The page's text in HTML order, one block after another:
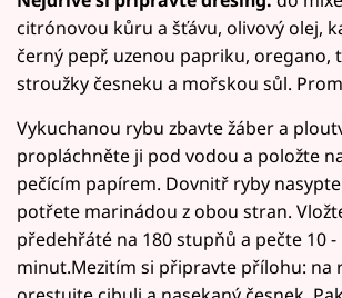
citrónovou kůru a šťávu, olivový olej,
černý pepř, uzenou papriku, oregano,
stroužky česneku a mořskou sůl.
Vykuchanou rybu zbavte žáber a
propláchněte ji pod vodou a položte
pečícím papírem. Dovnitř ryby
potřete marinádou z obou stran.
předehřáté na 180 stupňů a pečte 10 -
minut.Mezitím si připravte přílohu: na